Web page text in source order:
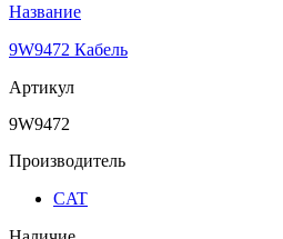
Название
9W9472 Кабель
Артикул
9W9472
Производитель
CAT